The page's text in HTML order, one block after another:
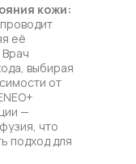
кожи:
её
выбирая
от
—
что
подход для